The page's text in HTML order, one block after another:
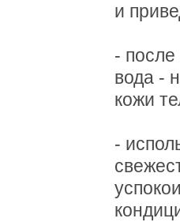
и
-
вода -
кожи
-